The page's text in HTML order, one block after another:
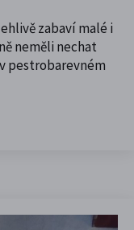
zabaví malé i
neměli nechat
pestrobarevném